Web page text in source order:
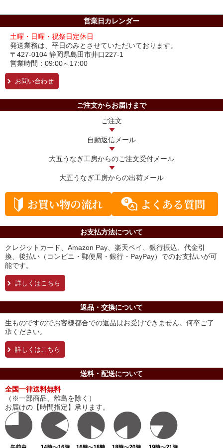
営業日カレンダー
土曜・日曜・祝祭日定休日
発送業務は、平日のみとさせていただいております。
〒427-0104 静岡県島田市井口227-1
営業時間：09:00～17:00
お問い合わせ
ご注文からお届けまで
ご注文
自動返信メール
大五うなぎ工房からのご注文受付メール
大五うなぎ工房からの出荷メール
お支払方法について
クレジットカード、Amazon Pay、楽天ペイ、銀行振込、代金引
換、後払い（コンビニ・郵便局・銀行・PayPay）でのお支払いが可
能です。
詳しくはこちら
返品・交換について
生ものですのでお客様都合での返品はお受けできません。何卒ご了
承ください。
詳しくはこちら
送料・配送について
全国一律送料無料
（※一部商品、離島を除く）
お届けの【時間指定】承ります。